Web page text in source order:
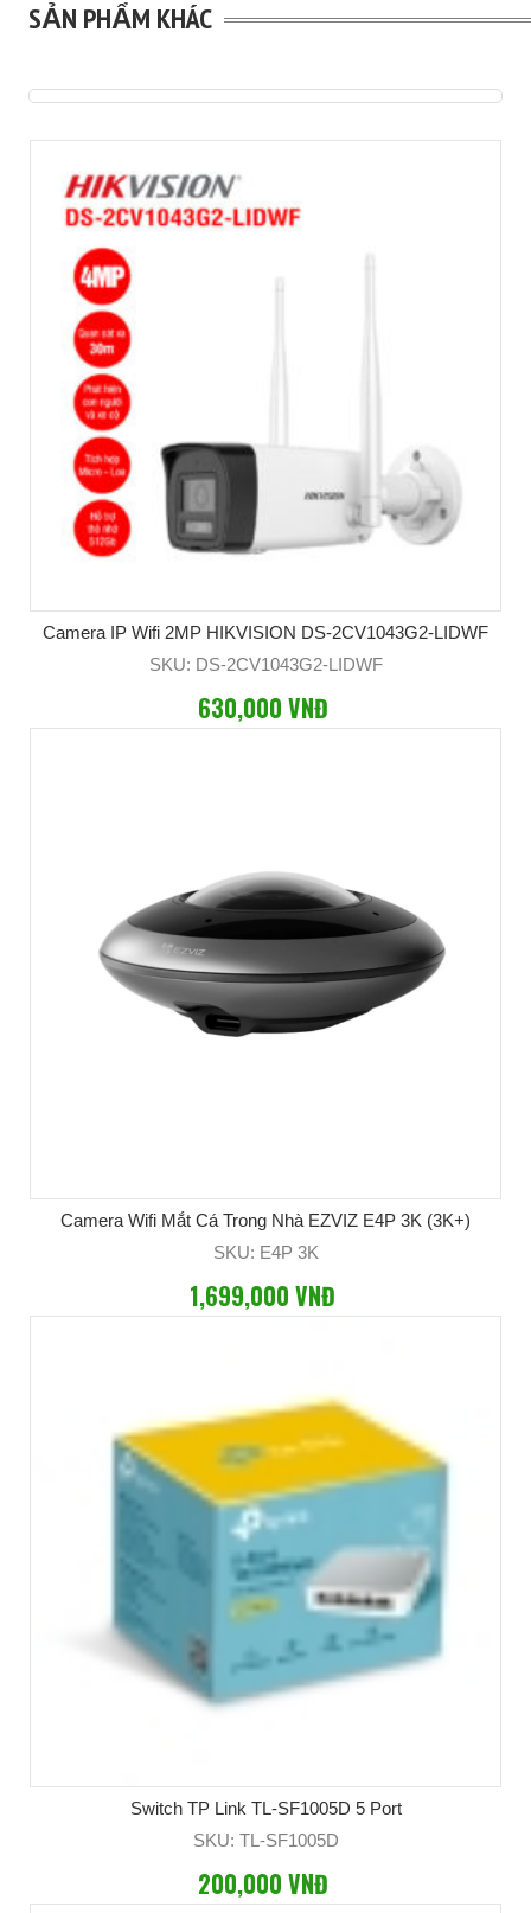
SẢN PHẨM KHÁC
Camera IP Wifi 2MP HIKVISION DS-2CV1043G2-LIDWF
SKU: DS-2CV1043G2-LIDWF
630,000 VNĐ
Camera Wifi Mắt Cá Trong Nhà EZVIZ E4P 3K (3K+)
SKU: E4P 3K
1,699,000 VNĐ
Switch TP Link TL-SF1005D 5 Port
SKU: TL-SF1005D
200,000 VNĐ